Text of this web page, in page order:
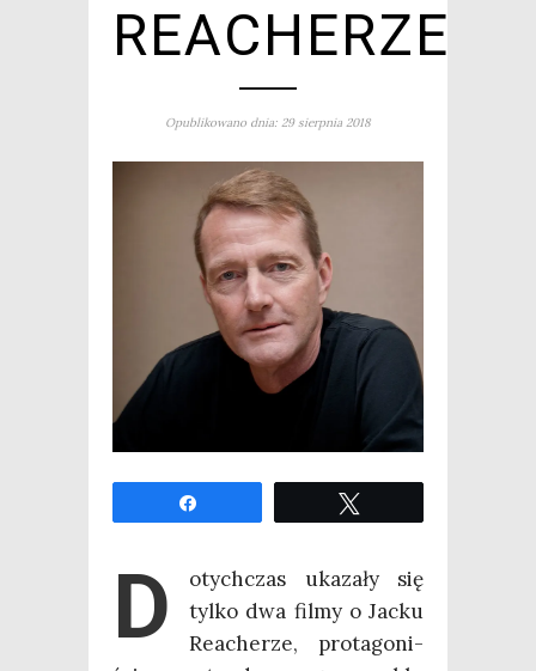
REACHERZE
Opublikowano dnia: 29 sierpnia 2018
D
otych­czas uka­za­ły się
tyl­ko dwa fil­my o Jac­ku
Reache­rze, pro­ta­go­ni­